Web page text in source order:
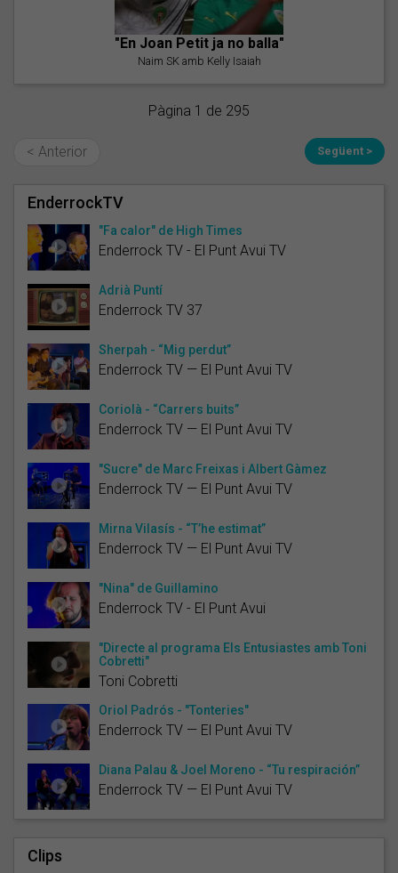
"En Joan Petit ja no balla"
Naim SK amb Kelly Isaiah
Pàgina 1 de 295
< Anterior Següent >
EnderrockTV
"Fa calor" de High Times
Enderrock TV - El Punt Avui TV
Adrià Puntí
Enderrock TV 37
Sherpah - “Mig perdut”
Enderrock TV — El Punt Avui TV
Coriolà - “Carrers buits”
Enderrock TV — El Punt Avui TV
"Sucre" de Marc Freixas i Albert Gàmez
Enderrock TV — El Punt Avui TV
Mirna Vilasís - “T’he estimat”
Enderrock TV — El Punt Avui TV
"Nina" de Guillamino
Enderrock TV - El Punt Avui
"Directe al programa Els Entusiastes amb Toni
Cobretti"
Toni Cobretti
Oriol Padrós - "Tonteries"
Enderrock TV — El Punt Avui TV
Diana Palau & Joel Moreno - “Tu respiración”
Enderrock TV — El Punt Avui TV
Clips